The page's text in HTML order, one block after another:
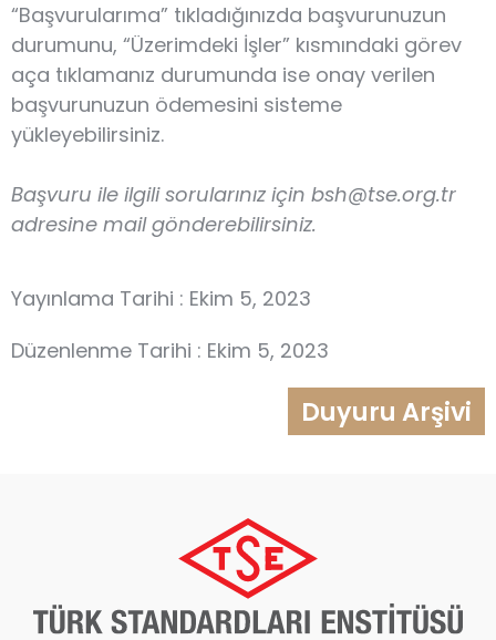
“Başvurularıma” tıkladığınızda başvurunuzun
durumunu, “Üzerimdeki İşler” kısmındaki görev
aça tıklamanız durumunda ise onay verilen
başvurunuzun ödemesini sisteme
yükleyebilirsiniz.
Başvuru ile ilgili sorularınız için bsh@tse.org.tr
adresine mail gönderebilirsiniz.
Yayınlama Tarihi : Ekim 5, 2023
Düzenlenme Tarihi : Ekim 5, 2023
Duyuru Arşivi